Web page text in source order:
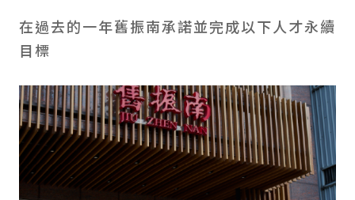
在過去的一年舊振南承諾並完成以下人才永續
目標